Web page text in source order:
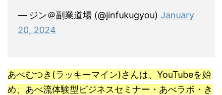
— ジン＠副業道場 (@jinfukugyou) January
20, 2024
あべむつき(ラッキーマイン)さんは、YouTubeを始
め、あべ流体験型ビジネスセミナー・あべラボ・き